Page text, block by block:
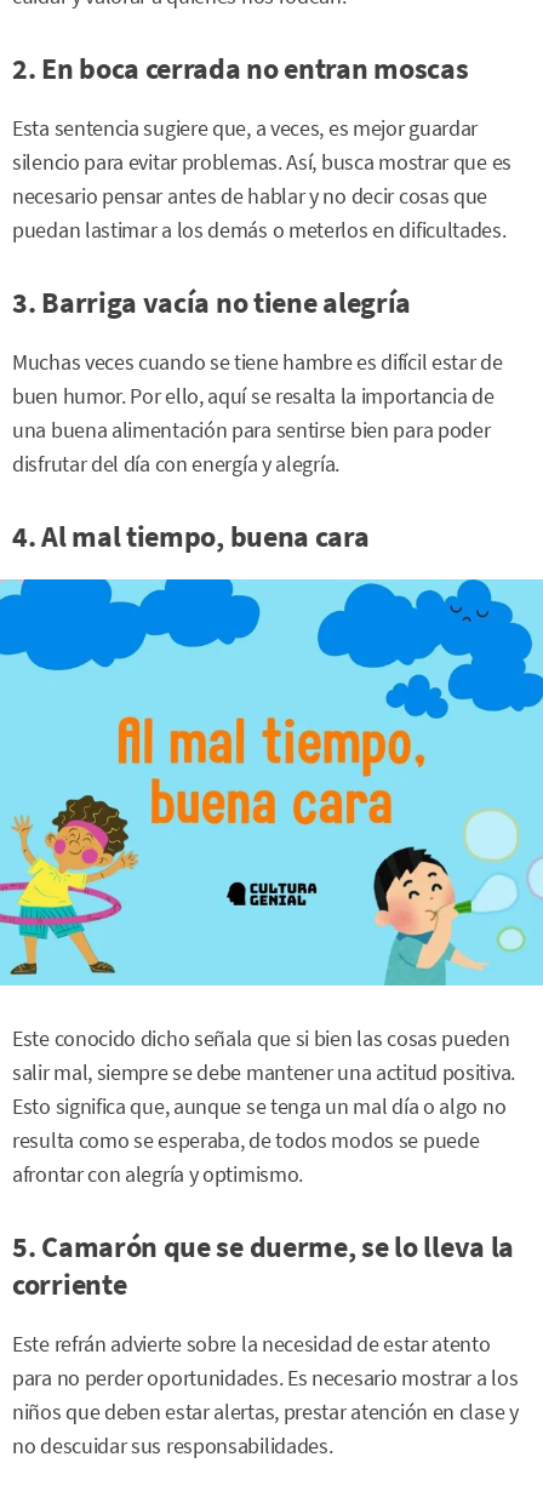
2. En boca cerrada no entran moscas
Esta sentencia sugiere que, a veces, es mejor guardar
silencio para evitar problemas. Así, busca mostrar que es
necesario pensar antes de hablar y no decir cosas que
puedan lastimar a los demás o meterlos en dificultades.
3. Barriga vacía no tiene alegría
Muchas veces cuando se tiene hambre es difícil estar de
buen humor. Por ello, aquí se resalta la importancia de
una buena alimentación para sentirse bien para poder
disfrutar del día con energía y alegría.
4. Al mal tiempo, buena cara
Este conocido dicho señala que si bien las cosas pueden
salir mal, siempre se debe mantener una actitud positiva.
Esto significa que, aunque se tenga un mal día o algo no
resulta como se esperaba, de todos modos se puede
afrontar con alegría y optimismo.
5. Camarón que se duerme, se lo lleva la
corriente
Este refrán advierte sobre la necesidad de estar atento
para no perder oportunidades. Es necesario mostrar a los
niños que deben estar alertas, prestar atención en clase y
no descuidar sus responsabilidades.